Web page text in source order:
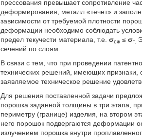
прессования превышает сопротивление
деформирования, металл «течет» и
зависимости от требуемой плотности
деформации необходимо соблюдать
предел текучести материала, т.е.σсж ≤σт.
сечений по слоям.
В связи с тем, что при проведении
технических решений, имеющих признаки,
заявляемое техническое решение
Для решения поставленной задачи
порошка заданной толщины в три этапа,
периметру (границе) изделия, на втором
него порошок подвергаются деформации
излучением порошка внутри